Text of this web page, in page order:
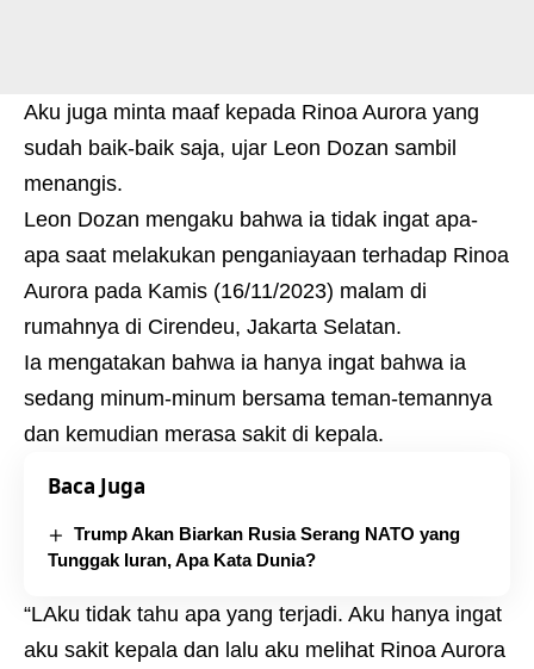
Aku juga minta maaf kepada Rinoa Aurora yang
sudah baik-baik saja, ujar Leon Dozan sambil
menangis.
Leon Dozan mengaku bahwa ia tidak ingat apa-
apa saat melakukan penganiayaan terhadap Rinoa
Aurora pada Kamis (16/11/2023) malam di
rumahnya di Cirendeu, Jakarta Selatan.
Ia mengatakan bahwa ia hanya ingat bahwa ia
sedang minum-minum bersama teman-temannya
dan kemudian merasa sakit di kepala.
Baca Juga
Trump Akan Biarkan Rusia Serang NATO yang
Tunggak Iuran, Apa Kata Dunia?
“LAku tidak tahu apa yang terjadi. Aku hanya ingat
aku sakit kepala dan lalu aku melihat Rinoa Aurora